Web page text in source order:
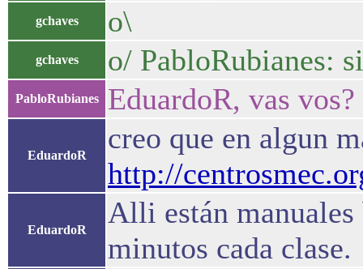
gchaves o\
gchaves o/ PabloRubianes:
PabloRubianes EduardoR, vas vos?
EduardoR
creo que en algun
http://
EduardoR
Alli están manuales
minutos cada clase.